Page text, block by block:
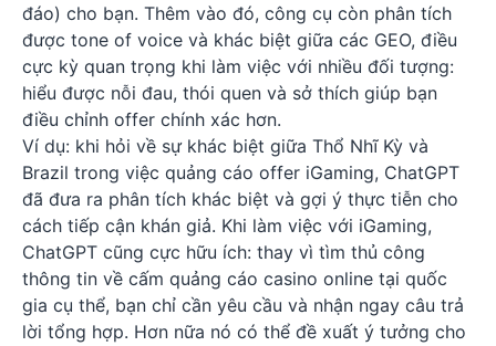
đáo) cho bạn. Thêm vào đó, công cụ còn phân tích
được tone of voice và khác biệt giữa các GEO, điều
cực kỳ quan trọng khi làm việc với nhiều đối tượng:
hiểu được nỗi đau, thói quen và sở thích giúp bạn
điều chỉnh offer chính xác hơn.
Ví dụ: khi hỏi về sự khác biệt giữa Thổ Nhĩ Kỳ và
Brazil trong việc quảng cáo offer iGaming, ChatGPT
đã đưa ra phân tích khác biệt và gợi ý thực tiễn cho
cách tiếp cận khán giả. Khi làm việc với iGaming,
ChatGPT cũng cực hữu ích: thay vì tìm thủ công
thông tin về cấm quảng cáo casino online tại quốc
gia cụ thể, bạn chỉ cần yêu cầu và nhận ngay câu trả
lời tổng hợp. Hơn nữa nó có thể đề xuất ý tưởng cho